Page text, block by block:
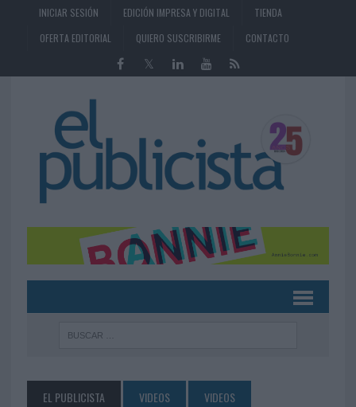
INICIAR SESIÓN EDICIÓN IMPRESA Y DIGITAL
TIENDA
OFERTA EDITORIAL
QUIERO SUSCRIBIRME CONTACTO
EL PUBLICISTA VIDEOS VIDEOS